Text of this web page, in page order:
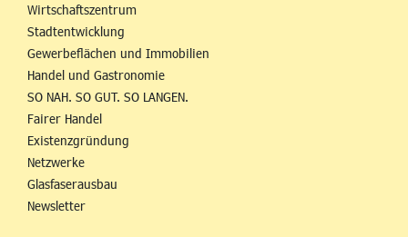
Wirtschaftszentrum
Stadtentwicklung
Gewerbeflächen und Immobilien
Handel und Gastronomie
SO NAH. SO GUT. SO LANGEN.
Fairer Handel
Existenzgründung
Netzwerke
Glasfaserausbau
Newsletter